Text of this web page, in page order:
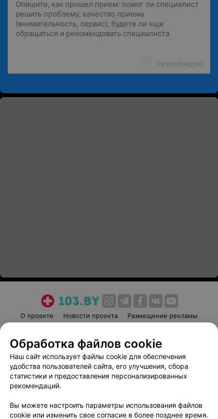
Рекомендую
О проекте Новости проекта
Размещение рекламы
Пользовательское соглашение
Способы оплаты
Вакансии
Партнеры
Написать руководителю 103.by
Обработка персональных данных
Обработка файлов cookie
Наш сайт использует файлы cookie для обеспечения
удобства пользователей сайта, его улучшения, сбора
статистики и предоставления персонализированных
рекомендаций.
Вы можете настроить параметры использования файлов
cookie или изменить свое согласие в более позднее время.